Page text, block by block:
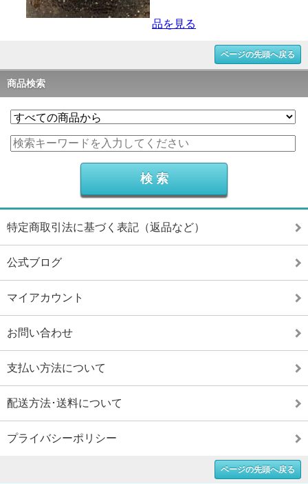
品を見る
ページの先頭へ戻る
商品検索
特定商取引法に基づく表記（返品など）
公式ブログ
マイアカウント
お問い合わせ
支払い方法について
配送方法･送料について
プライバシーポリシー
ページの先頭へ戻る